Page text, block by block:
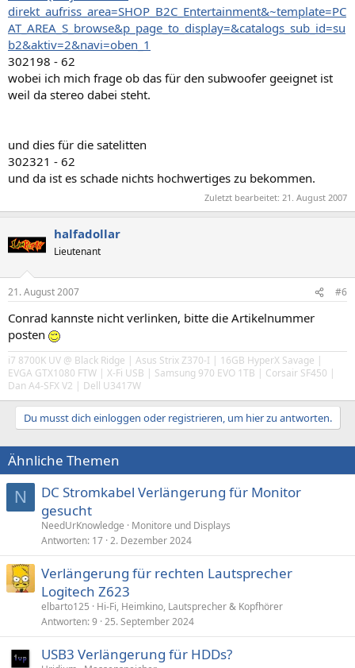
direkt_aufriss_area=SHOP_B2C_Entertainment&~template=PC
AT_AREA_S_browse&p_page_to_display=&catalogs_sub_id=su
b2&aktiv=2&navi=oben_1
302198 - 62
wobei ich mich frage ob das für den subwoofer geeignet ist
weil da stereo dabei steht.
und dies für die satelitten
302321 - 62
und da ist es schade nichts hochwertiges zu bekommen.
Zuletzt bearbeitet: 21. August 2007
halfadollar
Lieutenant
21. August 2007 #6
Conrad kannste nicht verlinken, bitte die Artikelnummer
posten
i7 8700K UV @ Black Ridge | Asus Strix Z370-I | 16GB HyperX Savage |
EVGA GTX1080 FTW | X-Fi USB | Samsung 970 EVO 1TB | Corsair SF450 |
Dan A4-SFX V2 | Dell U3417W
Du musst dich einloggen oder registrieren, um hier zu antworten.
Ähnliche Themen
N
DC Stromkabel Verlängerung für Monitor
gesucht
NeedUrKnowledge
Monitore und Displays
Antworten 17 2. Dezember 2024
Verlängerung für rechten Lautsprecher
Logitech Z623
elbarto125
Hi-Fi, Heimkino, Lautsprecher & Kopfhörer
Antworten 9 25. September 2024
USB3 Verlängerung für HDDs?